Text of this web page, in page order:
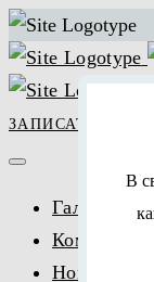
ЗАПИСАТЬСЯ
Галерея
Команда
Новости
В